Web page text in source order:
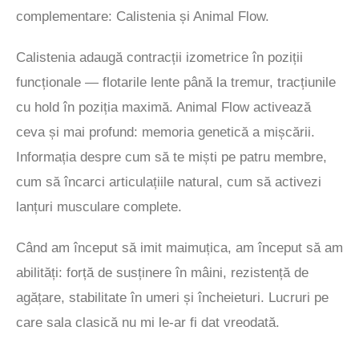
complementare: Calistenia și Animal Flow.
Calistenia adaugă contracții izometrice în poziții
funcționale — flotarile lente până la tremur, tracțiunile
cu hold în poziția maximă. Animal Flow activează
ceva și mai profund: memoria genetică a mișcării.
Informația despre cum să te miști pe patru membre,
cum să încarci articulațiile natural, cum să activezi
lanțuri musculare complete.
Când am început să imit maimuțica, am început să am
abilități: forță de susținere în mâini, rezistență de
agățare, stabilitate în umeri și încheieturi. Lucruri pe
care sala clasică nu mi le-ar fi dat vreodată.